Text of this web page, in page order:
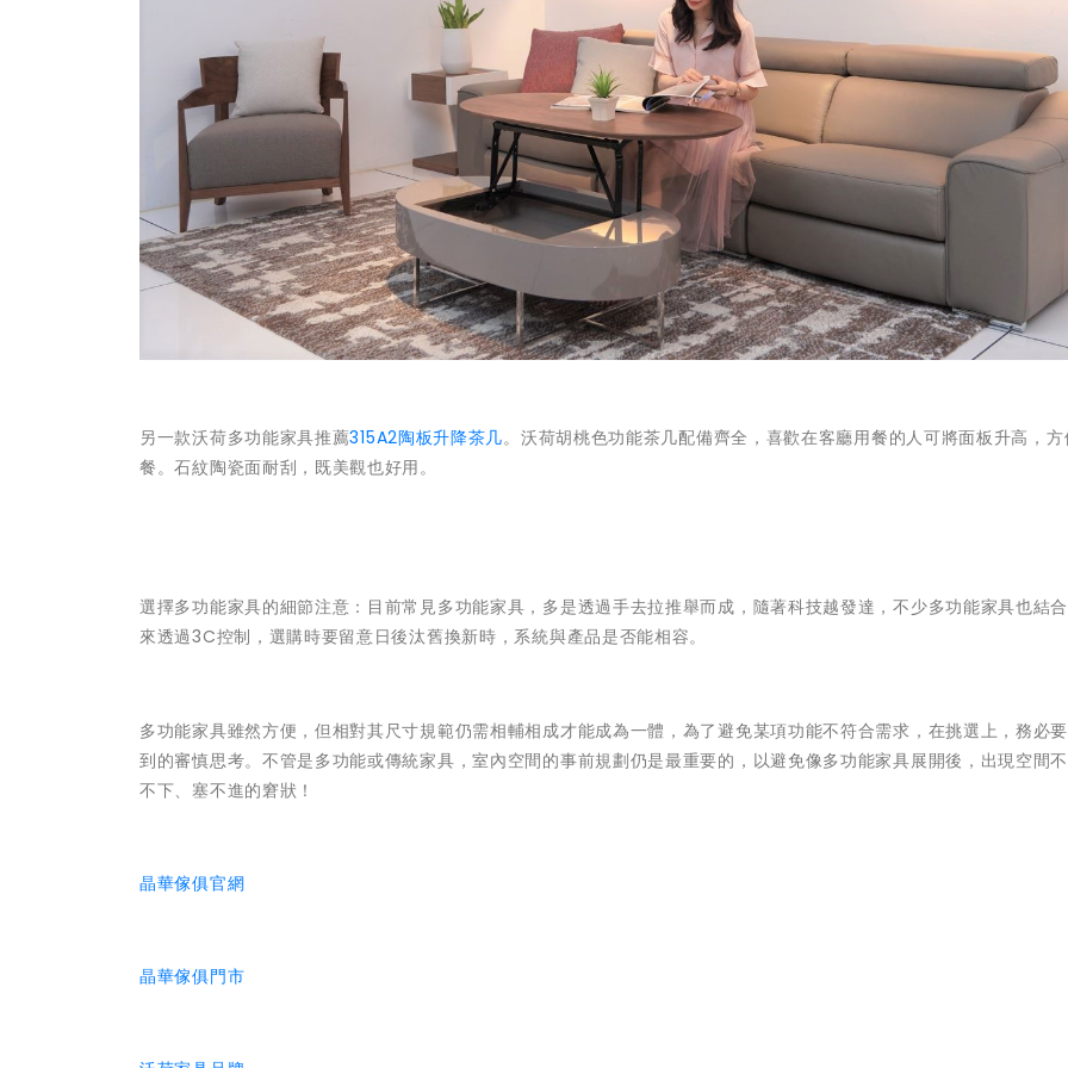
另一款沃荷多功能家具推薦315A2陶板升降茶几。沃荷胡桃色功能茶几配備齊全，喜歡在客廳用餐的人可將面板升高，
餐。石紋陶瓷面耐刮，既美觀也好用。
選擇多功能家具的細節注意：目前常見多功能家具，多是透過手去拉推舉而成，隨著科技越發達，不少多功能家具也結
來透過3C控制，選購時要留意日後汰舊換新時，系統與產品是否能相容。
多功能家具雖然方便，但相對其尺寸規範仍需相輔相成才能成為一體，為了避免某項功能不符合需求，在挑選上，務必
到的審慎思考。不管是多功能或傳統家具，室內空間的事前規劃仍是最重要的，以避免像多功能家具展開後，出現空間
不下、塞不進的窘狀！
晶華傢俱官網
晶華傢俱門市